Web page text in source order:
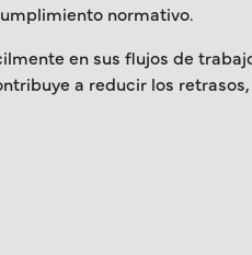
normativo.
en sus flujos de
a reducir los